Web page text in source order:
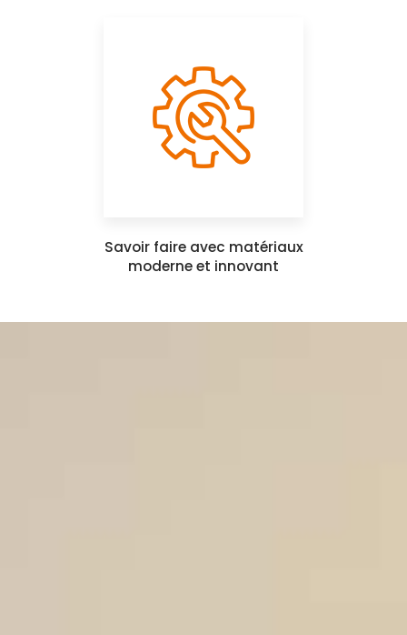
Savoir faire avec matériaux
moderne et innovant